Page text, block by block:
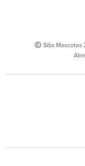
Sibs Mascotas